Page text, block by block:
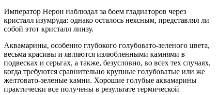
Император Нерон наблюдал за боем гладиаторов через
кристалл изумруда: однако осталось неясным, представлял ли
собой этот кристалл линзу.
Аквамарины, особенно глубокого голубовато-зеленого цвета,
весьма красивы и являются излюбленными камнями в
подвесках и серьгах, а также, безусловно, во всех тех случаях,
когда требуются сравнительно крупные голубоватые или же
желтовато-зеленые камни. Хорошие голубые аквамарины
практически все получены в результате термической